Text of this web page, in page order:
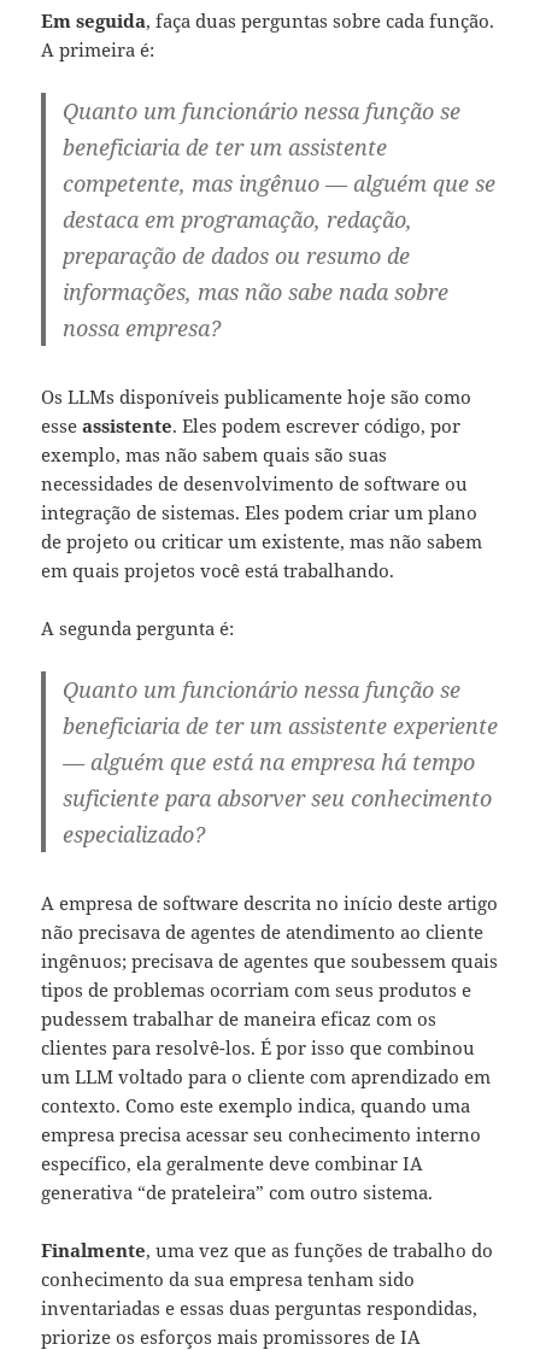
Em seguida, faça duas perguntas sobre cada função.
A primeira é:
Quanto um funcionário nessa função se
beneficiaria de ter um assistente
competente, mas ingênuo — alguém que se
destaca em programação, redação,
preparação de dados ou resumo de
informações, mas não sabe nada sobre
nossa empresa?
Os LLMs disponíveis publicamente hoje são como
esseassistente. Eles podem escrever código, por
exemplo, mas não sabem quais são suas
necessidades de desenvolvimento de software ou
integração de sistemas. Eles podem criar um plano
de projeto ou criticar um existente, mas não sabem
em quais projetos você está trabalhando.
A segunda pergunta é:
Quanto um funcionário nessa função se
beneficiaria de ter um assistente experiente
— alguém que está na empresa há tempo
suficiente para absorver seu conhecimento
especializado?
A empresa de software descrita no início deste artigo
não precisava de agentes de atendimento ao cliente
ingênuos; precisava de agentes que soubessem quais
tipos de problemas ocorriam com seus produtos e
pudessem trabalhar de maneira eficaz com os
clientes para resolvê-los. É por isso que combinou
um LLM voltado para o cliente com aprendizado em
contexto. Como este exemplo indica, quando uma
empresa precisa acessar seu conhecimento interno
específico, ela geralmente deve combinar IA
generativa “de prateleira” com outro sistema.
Finalmente, uma vez que as funções de trabalho do
conhecimento da sua empresa tenham sido
inventariadas e essas duas perguntas respondidas,
priorize os esforços mais promissores de IA